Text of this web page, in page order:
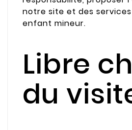
notre site et des
enfant mineur.
Libre
du